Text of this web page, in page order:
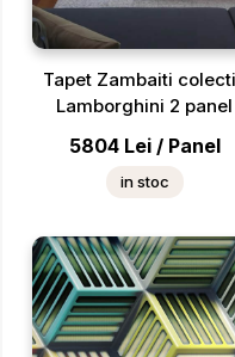
Tapet Zambaiti
Lamborghini 2 panel
5804 Lei / Panel
in stoc